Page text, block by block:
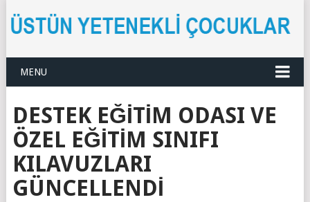
MENU
DESTEK EĞITIM ODASI VE
ÖZEL EĞITIM SINIFI
KILAVUZLARI
GÜNCELLENDI